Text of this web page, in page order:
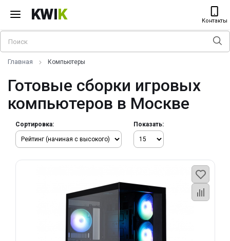
KWIK Контакты
Главная Компьютеры
Готовые сборки игровых
компьютеров в Москве
Сортировка: Показать: